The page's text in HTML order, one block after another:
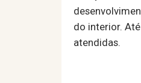
do interior.
atendidas.